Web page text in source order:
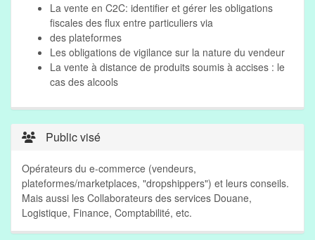
La vente en C2C: identifier et gérer les obligations
fiscales des flux entre particuliers via
des plateformes
Les obligations de vigilance sur la nature du vendeur
La vente à distance de produits soumis à accises : le
cas des alcools
Public visé
Opérateurs du e-commerce (vendeurs,
plateformes/marketplaces, "dropshippers") et leurs conseils.
Mais aussi les Collaborateurs des services Douane,
Logistique, Finance, Comptabilité, etc.